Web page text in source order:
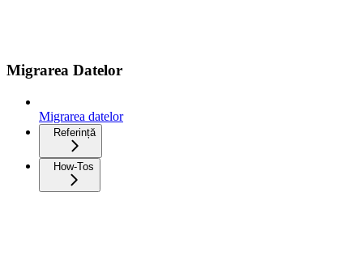
Migrarea Datelor
Migrarea datelor
Referință
How-Tos